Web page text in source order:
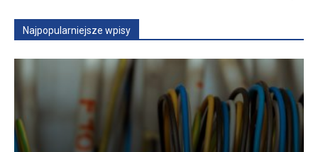
Aktualności
Najpopularniejsze wpisy